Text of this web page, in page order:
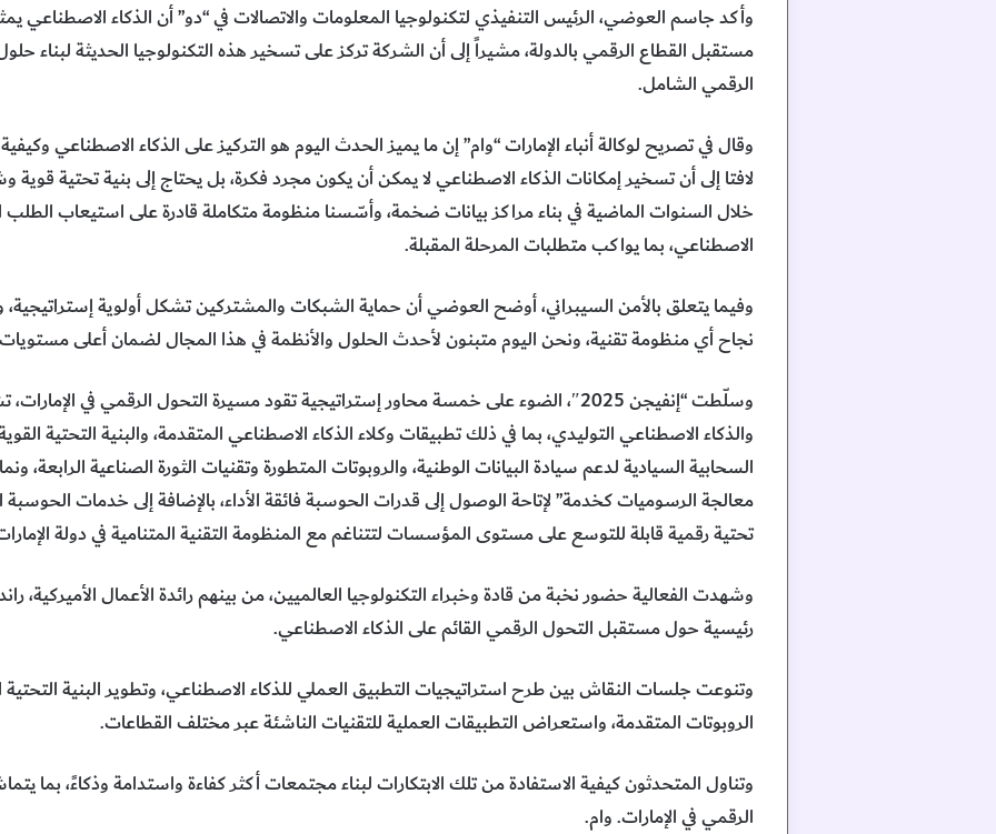
وأكد جاسم العوضي، الرئيس التنفيذي لتكنولوجيا المعلومات والاتصالات في “دو” أن الذكاء الاصطناعي
مستقبل القطاع الرقمي بالدولة، مشيراً إلى أن الشركة تركز على تسخير هذه التكنولوجيا الحديثة لبناء
الرقمي الشامل.
وقال في تصريح لوكالة أنباء الإمارات “وام” إن ما يميز الحدث اليوم هو التركيز على الذكاء الاصطناعي
لافتا إلى أن تسخير إمكانات الذكاء الاصطناعي لا يمكن أن يكون مجرد فكرة، بل يحتاج إلى بنية تحتية
خلال السنوات الماضية في بناء مراكز بيانات ضخمة، وأسّسنا منظومة متكاملة قادرة على استيعاب الطلب
الاصطناعي، بما يواكب متطلبات المرحلة المقبلة.
وفيما يتعلق بالأمن السيبراني، أوضح العوضي أن حماية الشبكات والمشتركين تشكل أولوية إستراتيجية،
نجاح أي منظومة تقنية، ونحن اليوم متبنون لأحدث الحلول والأنظمة في هذا المجال لضمان أعلى مستويات
وسلّطت “إنفيجن 2025″، الضوء على خمسة محاور إستراتيجية تقود مسيرة التحول الرقمي في
والذكاء الاصطناعي التوليدي، بما في ذلك تطبيقات وكلاء الذكاء الاصطناعي المتقدمة، والبنية التحتية
السحابية السيادية لدعم سيادة البيانات الوطنية، والروبوتات المتطورة وتقنيات الثورة الصناعية
معالجة الرسوميات كخدمة” لإتاحة الوصول إلى قدرات الحوسبة فائقة الأداء، بالإضافة إلى خدمات الحوسبة
تحتية رقمية قابلة للتوسع على مستوى المؤسسات لتتناغم مع المنظومة التقنية المتنامية في دولة
وشهدت الفعالية حضور نخبة من قادة وخبراء التكنولوجيا العالميين، من بينهم رائدة الأعمال الأميركية،
رئيسية حول مستقبل التحول الرقمي القائم على الذكاء الاصطناعي.
وتنوعت جلسات النقاش بين طرح استراتيجيات التطبيق العملي للذكاء الاصطناعي، وتطوير البنية التحتية
الروبوتات المتقدمة، واستعراض التطبيقات العملية للتقنيات الناشئة عبر مختلف القطاعات.
وتناول المتحدثون كيفية الاستفادة من تلك الابتكارات لبناء مجتمعات أكثر كفاءة واستدامة وذكاءً، بما
الرقمي في الإمارات. وام.